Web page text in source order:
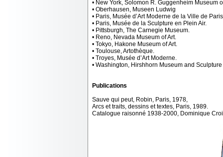
• New York, Solomon R. Guggenheim Museum
• Oberhausen, Museen Ludwig
• Paris, Musée d’Art Moderne de la Ville de
• Paris, Musée de la Sculpture en Plein Air.
• Pittsburgh, The Carnegie Museum.
• Reno, Nevada Museum of Art.
• Tokyo, Hakone Museum of Art.
• Toulouse, Artothèque.
• Troyes, Musée d’Art Moderne.
• Washington, Hirshhorn Museum and
Publications
Sauve qui peut, Robin, Paris, 1978,
Arcs et traits, dessins et textes, Paris, 1989.
Catalogue raisonné 1938-2000, Dominique